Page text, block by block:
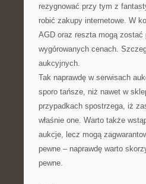
rezygnować przy tym z
robić zakupy internetowe. W
AGD oraz reszta mogą zostać
wygórowanych cenach.
aukcyjnych.
Tak naprawdę w serwisach
sporo tańsze, niż nawet w
przypadkach spostrzega, iż
właśnie one. Warto także
aukcje, lecz mogą
pewne – naprawdę warto
pewne.